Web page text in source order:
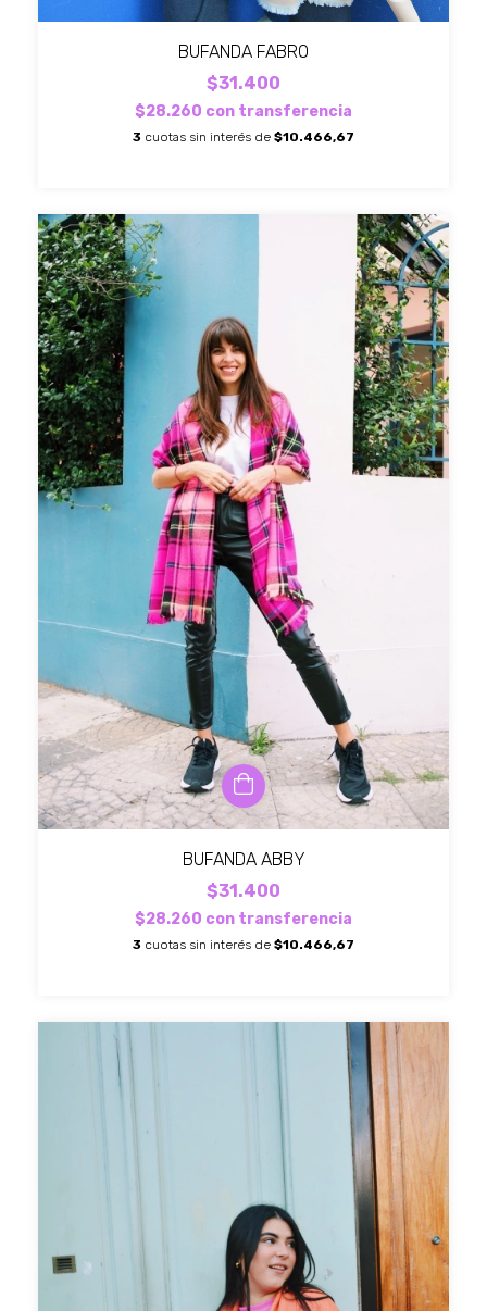
BUFANDA FABRO
$31.400
$28.260 con transferencia
3 cuotas sin interés de $10.466,67
BUFANDA ABBY
$31.400
$28.260 con transferencia
3 cuotas sin interés de $10.466,67